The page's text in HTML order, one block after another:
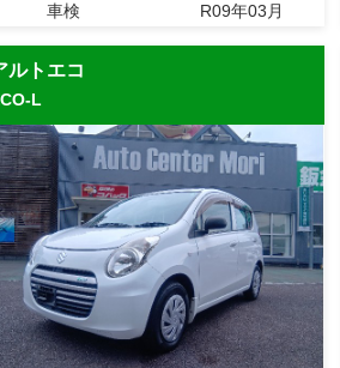
車検
R09年03月
ルトエコ
L